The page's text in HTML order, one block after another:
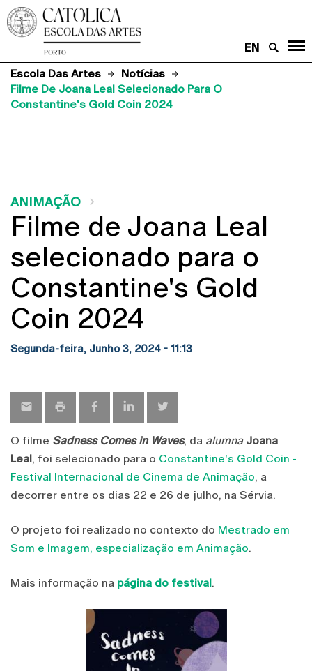
EN
Escola Das Artes
Notícias
Filme De Joana Leal Selecionado Para O
Constantine's Gold Coin 2024
ANIMAÇÃO
Filme de Joana Leal
selecionado para o
Constantine's Gold
Coin 2024
Segunda-feira, Junho 3, 2024 - 11:13
O filme Sadness Comes in Waves, da alumna Joana
Leal, foi selecionado para o Constantine's Gold Coin -
Festival Internacional de Cinema de Animação, a
decorrer entre os dias 22 e 26 de julho, na Sérvia.
O projeto foi realizado no contexto do Mestrado em
Som e Imagem, especialização em Animação.
Mais informação na página do festival.